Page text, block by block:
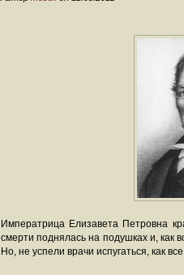
Императрица Елизавета Петровна
смерти поднялась на подушках и, как
Но, не успели врачи испугаться, как